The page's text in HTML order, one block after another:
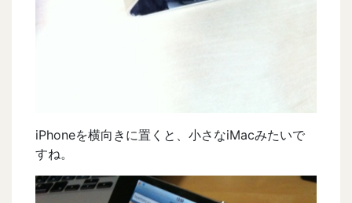
iPhoneを横向きに置くと、小さなiMacみたいで
すね。